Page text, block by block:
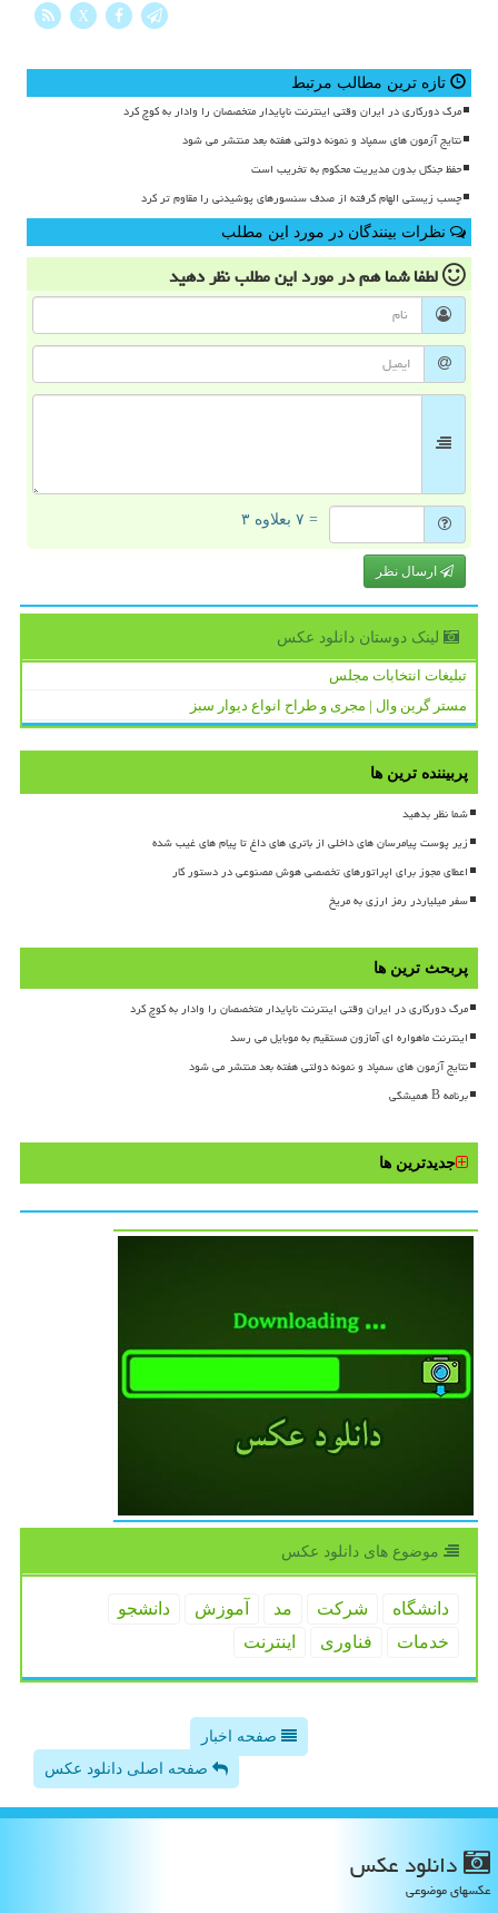
X
تازه ترین مطالب مرتبط
مرگ دورکاری در ایران وقتی اینترنت ناپایدار متخصصان را وادار به کوچ کرد
نتایج آزمون های سمپاد و نمونه دولتی هفته بعد منتشر می شود
حفظ جنگل بدون مدیریت محکوم به تخریب است
چسب زیستی الهام گرفته از صدف سنسورهای پوشیدنی را مقاوم تر کرد
نظرات بینندگان در مورد این مطلب
لطفا شما همدر مورد این مطلبنظر دهید
= ۷ بعلاوه ۳
ارسال نظر
لینک دوستان دانلود عكس
تبلیغات انتخابات مجلس
مستر گرین وال | مجری و طراح انواع دیوار سبز
پربیننده ترین ها
شما نظر بدهید
زیر پوست پیامرسان های داخلی از باتری های داغ تا پیام های غیب شده
اعطای مجوز برای اپراتورهای تخصصی هوش مصنوعی در دستور کار
سفر میلیاردر رمز ارزی به مریخ
پربحث ترین ها
مرگ دورکاری در ایران وقتی اینترنت ناپایدار متخصصان را وادار به کوچ کرد
اینترنت ماهواره ای آمازون مستقیم به موبایل می رسد
نتایج آزمون های سمپاد و نمونه دولتی هفته بعد منتشر می شود
برنامه B همیشگی
جدیدترین ها
موضوع های دانلود عكس
دانشگاه شركت مد آموزش
دانشجو
خدمات
فناوری اینترنت
صفحه اخبار
صفحه اصلی دانلود عکس
دانلود عكس
عکسهای موضوعی